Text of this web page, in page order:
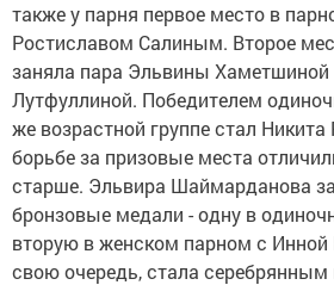
также у парня первое место в
Ростиславом Салиным. Второе
заняла пара Эльвины
Лутфуллиной. Победителем
же возрастной группе стал
борьбе за призовые места
старше. Эльвира Шаймарданова
бронзовые медали - одну в
вторую в женском парном с Инной
свою очередь, стала серебрянным